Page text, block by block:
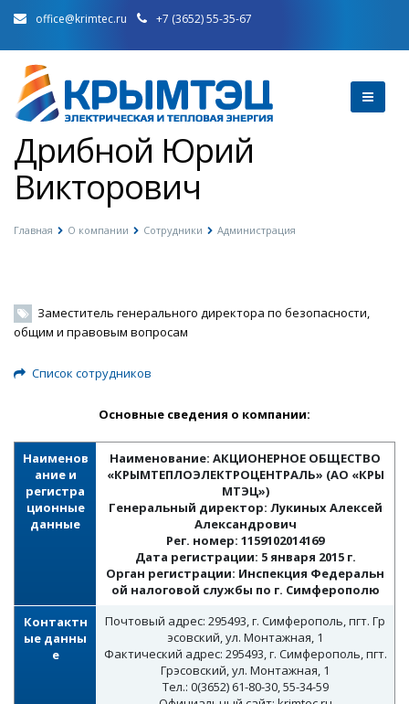
office@krimtec.ru +7 (3652) 55-35-67
Дрибной Юрий
Викторович
Главная О компании Сотрудники Администрация
Заместитель генерального директора по безопасности,
общим и правовым вопросам
Список сотрудников
Основные сведения о компании:
Наименов
ание и
регистра
ционные
данные
Наименование: АКЦИОНЕРНОЕ ОБЩЕСТВО
«КРЫМТЕПЛОЭЛЕКТРОЦЕНТРАЛЬ» (АО «КРЫ
МТЭЦ»)
Генеральный директор: Лукиных Алексей
Александрович
Рег. номер: 1159102014169
Дата регистрации: 5 января 2015 г.
Орган регистрации: Инспекция Федеральн
ой налоговой службы по г. Симферополю
Контактн
ые данны
е
Почтовый адрес: 295493, г. Симферополь, пгт. Гр
эсовский, ул. Монтажная, 1
Фактический адрес: 295493, г. Симферополь, пгт.
Грэсовский, ул. Монтажная, 1
Тел.: 0(3652) 61-80-30, 55-34-59